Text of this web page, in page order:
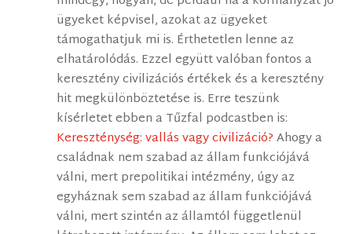
ügyeket képvisel, azokat az ügyeket
támogathatjuk mi is. Érthetetlen lenne az
elhatárolódás. Ezzel együtt valóban fontos a
keresztény civilizációs értékek és a keresztény
hit megkülönböztetése is. Erre teszünk
kísérletet ebben a Tűzfal podcastben is:
Kereszténység: vallás vagy civilizáció?Ahogy a
családnak nem szabad az állam funkciójává
válni, mert prepolitikai intézmény, úgy az
egyháznak sem szabad az állam funkciójává
válni, mert szintén az államtól függetlenül